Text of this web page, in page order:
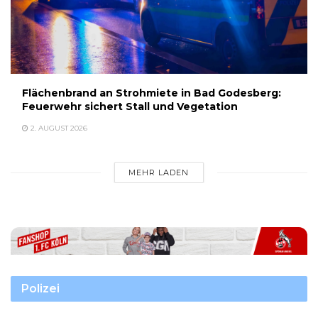
Flächenbrand an Strohmiete in Bad Godesberg:
Feuerwehr sichert Stall und Vegetation
2. AUGUST 2026
MEHR LADEN
Polizei